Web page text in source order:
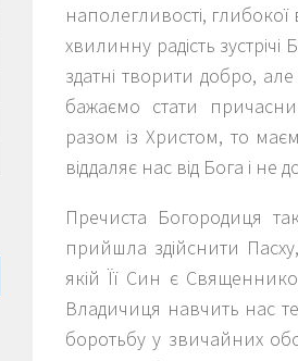
наполегливості,
хвилинну радість
здатні творити добро,
бажаємо стати
разом із Христом, то
віддаляє нас від Бога і не
Пречиста Богородиця
прийшла здійснити
якій Її Син є
Владичиця навчить нас
боротьбу у звичайних